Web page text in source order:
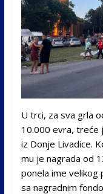
U trci, za sva grla
10.000 evra, treće
iz Donje Livadice.
mu je nagrada od
ponela ime velikog
sa nagradnim